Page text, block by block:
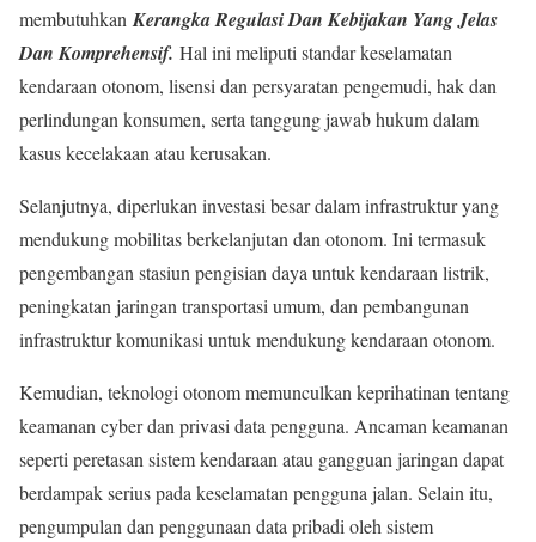
membutuhkanKerangka Regulasi Dan Kebijakan Yang Jelas
Dan Komprehensif. Hal ini meliputi standar keselamatan
kendaraan otonom, lisensi dan persyaratan pengemudi, hak dan
perlindungan konsumen, serta tanggung jawab hukum dalam
kasus kecelakaan atau kerusakan.
Selanjutnya, diperlukan investasi besar dalam infrastruktur yang
mendukung mobilitas berkelanjutan dan otonom. Ini termasuk
pengembangan stasiun pengisian daya untuk kendaraan listrik,
peningkatan jaringan transportasi umum, dan pembangunan
infrastruktur komunikasi untuk mendukung kendaraan otonom.
Kemudian, teknologi otonom memunculkan keprihatinan tentang
keamanan cyber dan privasi data pengguna. Ancaman keamanan
seperti peretasan sistem kendaraan atau gangguan jaringan dapat
berdampak serius pada keselamatan pengguna jalan. Selain itu,
pengumpulan dan penggunaan data pribadi oleh sistem